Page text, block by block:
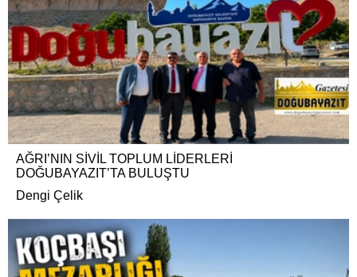
AĞRI’NIN SİVİL TOPLUM LİDERLERİ
DOĞUBAYAZIT’TA BULUŞTU
Dengi Çelik